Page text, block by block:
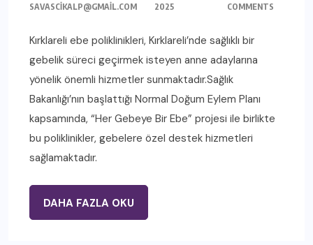
SAVASCIKALP@GMAIL.COM
2025
COMMENTS
Kırklareli ebe poliklinikleri, Kırklareli’nde sağlıklı bir
gebelik süreci geçirmek isteyen anne adaylarına
yönelik önemli hizmetler sunmaktadır.Sağlık
Bakanlığı’nın başlattığı Normal Doğum Eylem Planı
kapsamında, “Her Gebeye Bir Ebe” projesi ile birlikte
bu poliklinikler, gebelere özel destek hizmetleri
sağlamaktadır.
DAHA FAZLA OKU